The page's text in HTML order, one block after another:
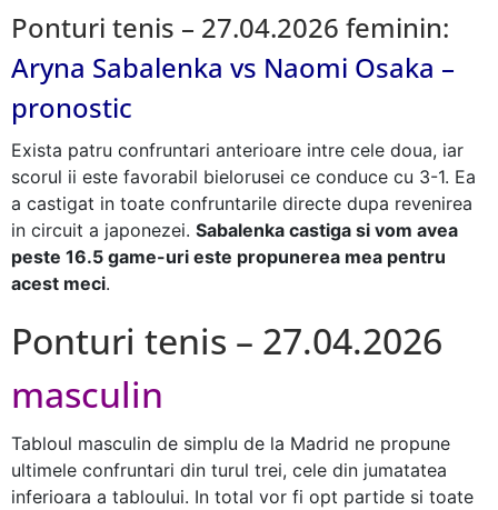
Ponturi tenis – 27.04.2026 feminin:
Aryna Sabalenka vs Naomi Osaka –
pronostic
Exista patru confruntari anterioare intre cele doua, iar
scorul ii este favorabil bielorusei ce conduce cu 3-1. Ea
a castigat in toate confruntarile directe dupa revenirea
in circuit a japonezei. Sabalenka castiga si vom avea
peste 16.5 game-uri este propunerea mea pentru
acest meci.
Ponturi tenis – 27.04.2026
masculin
Tabloul masculin de simplu de la Madrid ne propune
ultimele confruntari din turul trei, cele din jumatatea
inferioara a tabloului. In total vor fi opt partide si toate